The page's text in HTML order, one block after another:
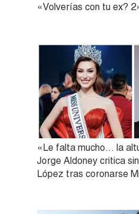
«Volverías con tu ex?
«Le falta mucho… la
Jorge Aldoney critica
López tras coronarse